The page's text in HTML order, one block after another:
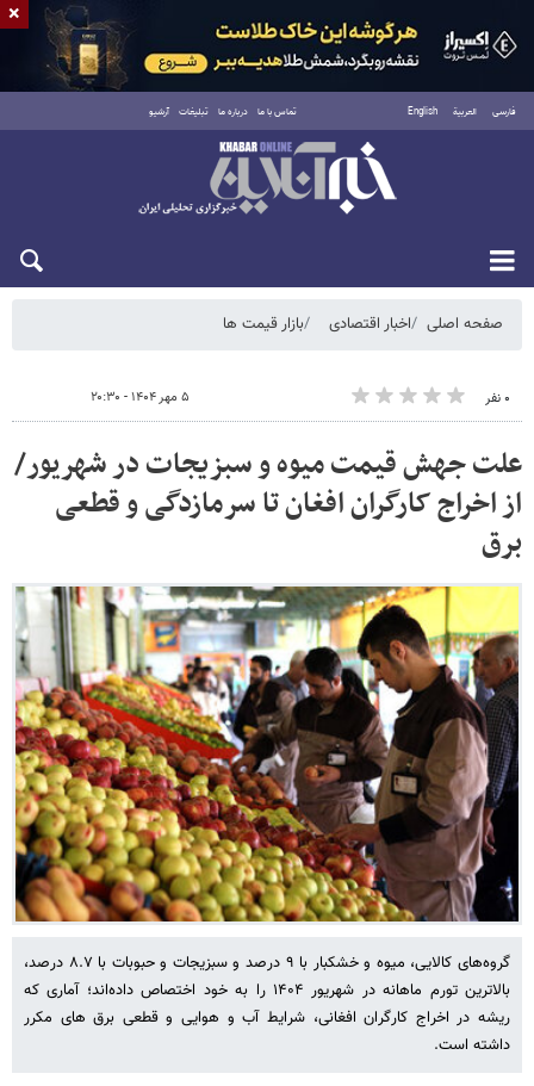
فارسی العربية English تماس با ما درباره ما تبلیغات آرشیو
شنبه ۱۷ مرداد ۱۴۰۵
صفحه اصلی اخبار اقتصادی بازار قیمت ها
۰ نفر ۵ مهر ۱۴۰۴ - ۲۰:۳۰
علت جهش قیمت میوه و سبزیجات در شهریور/
از اخراج کارگران افغان تا سرمازدگی و قطعی
برق
گروه‌های کالایی، میوه و خشکبار با ۹ درصد و سبزیجات و حبوبات با ۸.۷ درصد،
بالاترین تورم ماهانه در شهریور ۱۴۰۴ را به خود اختصاص داده‌اند؛ آماری که
ریشه در اخراج کارگران افغانی، شرایط آب و هوایی و قطعی برق های مکرر
داشته است.
×